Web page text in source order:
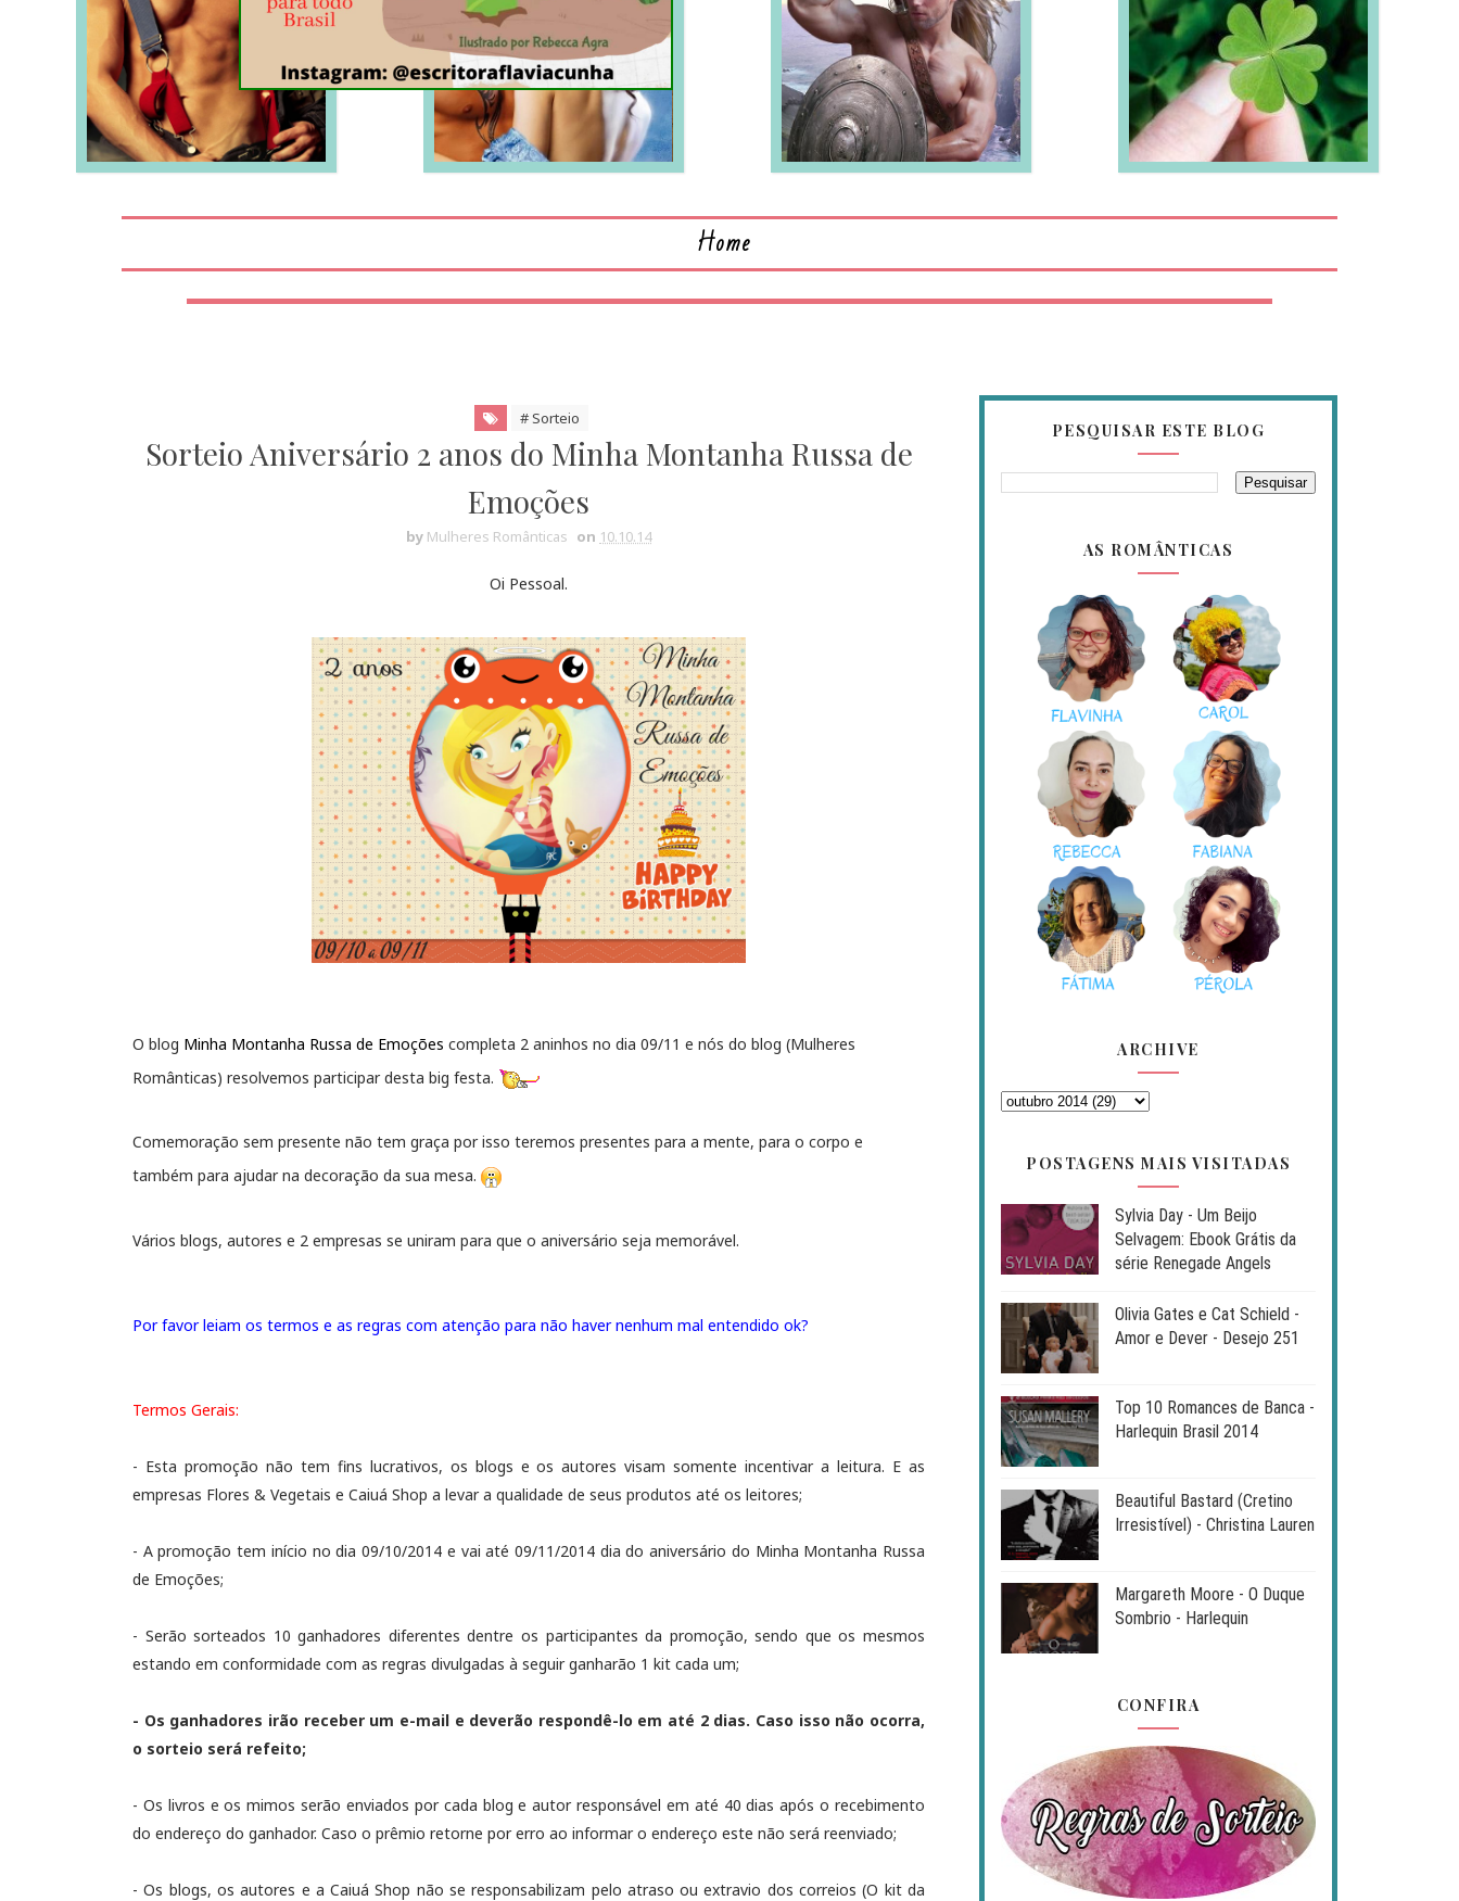
LEIA MAIS LEIA MAIS
Home
# Sorteio
Sorteio Aniversário 2 anos do Minha Montanha Russa de
Emoções
by Mulheres Românticas on 10.10.14
Oi Pessoal.
O blog Minha Montanha Russa de Emoções completa 2 aninhos no dia 09/11 e nós do blog (Mulheres
Românticas) resolvemos participar desta big festa.
Comemoração sem presente não tem graça por isso teremos presentes para a mente, para o corpo e
também para ajudar na decoração da sua mesa.
Vários blogs, autores e 2 empresas se uniram para que o aniversário seja memorável.
Por favor leiam os termos e as regras com atenção para não haver nenhum mal entendido ok?
Termos Gerais:
- Esta promoção não tem fins lucrativos, os blogs e os autores visam somente incentivar a leitura. E as
empresas Flores & Vegetais e Caiuá Shop a levar a qualidade de seus produtos até os leitores;
- A promoção tem início no dia 09/10/2014 e vai até 09/11/2014 dia do aniversário do Minha Montanha Russa
de Emoções;
- Serão sorteados 10 ganhadores diferentes dentre os participantes da promoção, sendo que os mesmos
estando em conformidade com as regras divulgadas à seguir ganharão 1 kit cada um;
- Os ganhadores irão receber um e-mail e deverão respondê-lo em até 2 dias. Caso isso não ocorra,
o sorteio será refeito;
- Os livros e os mimos serão enviados por cada blog e autor responsável em até 40 dias após o recebimento
do endereço do ganhador. Caso o prêmio retorne por erro ao informar o endereço este não será reenviado;
- Os blogs, os autores e a Caiuá Shop não se responsabilizam pelo atraso ou extravio dos correios (O kit da
PESQUISAR ESTE BLOG
AS ROMÂNTICAS
ARCHIVE
POSTAGENS MAIS VISITADAS
Sylvia Day - Um Beijo
Selvagem: Ebook Grátis da
série Renegade Angels
Olivia Gates e Cat Schield -
Amor e Dever - Desejo 251
Top 10 Romances de Banca -
Harlequin Brasil 2014
Beautiful Bastard (Cretino
Irresistível) - Christina Lauren
Margareth Moore - O Duque
Sombrio - Harlequin
CONFIRA